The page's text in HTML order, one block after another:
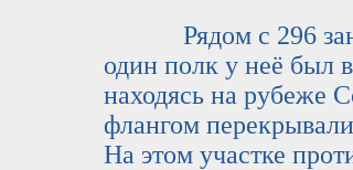
Рядом с 296
один полк у неё был
находясь на рубеже
флангом
На этом участке